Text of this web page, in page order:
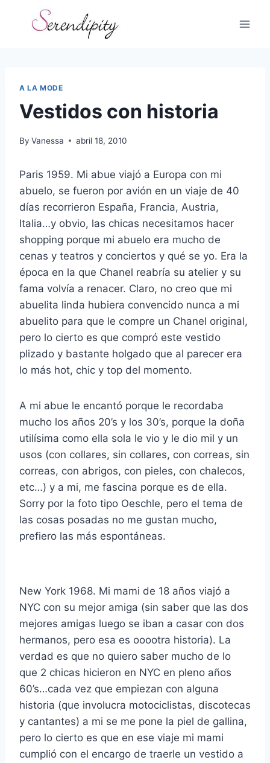
A LA MODE
Vestidos con historia
By Vanessa abril 18, 2010
Paris 1959. Mi abue viajó a Europa con mi
abuelo, se fueron por avión en un viaje de 40
días recorrieron España, Francia, Austria,
Italia…y obvio, las chicas necesitamos hacer
shopping porque mi abuelo era mucho de
cenas y teatros y conciertos y qué se yo. Era la
época en la que Chanel reabría su atelier y su
fama volvía a renacer. Claro, no creo que mi
abuelita linda hubiera convencido nunca a mi
abuelito para que le compre un Chanel original,
pero lo cierto es que compró este vestido
plizado y bastante holgado que al parecer era
lo más hot, chic y top del momento.
A mi abue le encantó porque le recordaba
mucho los años 20’s y los 30’s, porque la doña
utilísima como ella sola le vio y le dio mil y un
usos (con collares, sin collares, con correas, sin
correas, con abrigos, con pieles, con chalecos,
etc…) y a mi, me fascina porque es de ella.
Sorry por la foto tipo Oeschle, pero el tema de
las cosas posadas no me gustan mucho,
prefiero las más espontáneas.
New York 1968. Mi mami de 18 años viajó a
NYC con su mejor amiga (sin saber que las dos
mejores amigas luego se iban a casar con dos
hermanos, pero esa es ooootra historia). La
verdad es que no quiero saber mucho de lo
que 2 chicas hicieron en NYC en pleno años
60’s…cada vez que empiezan con alguna
historia (que involucra motociclistas, discotecas
y cantantes) a mi se me pone la piel de gallina,
pero lo cierto es que en ese viaje mi mami
cumplió con el encargo de traerle un vestido a